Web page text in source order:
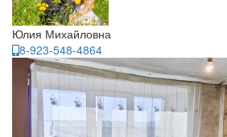
Юлия Михайловна
8-923-548-4864